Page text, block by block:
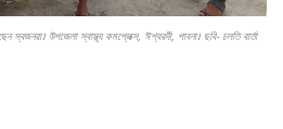
স্বজনরা। উপজেলা স্বাস্থ্য কমপ্লেক্স, ঈশ্বরদী, পাবনা। ছবি- চলতি বার্তা